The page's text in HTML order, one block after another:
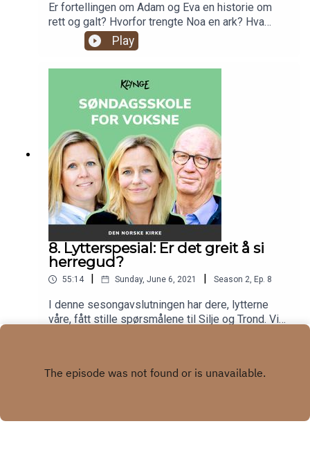
Er fortellingen om Adam og Eva en historie om
rett og galt? Hvorfor trengte Noa en ark? Hva
symboliserer regnbuen? Og hvem var Abraham? I
sesongens første episode går vi inn i de ulike
historiene som blir fortalt i Første Mosebok, og
snakker om hva de kan lære oss.
Play
8. Lytterspesial: Er det greit å si
herregud?
55:14 Sunday, June 6, 2021 Season 2, Ep. 8
I denne sesongavslutningen har dere, lytterne
våre, fått stille spørsmålene til Silje og Trond. Vi